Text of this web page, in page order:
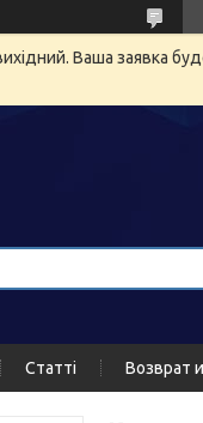
Ваша заявка
Статті Возврат